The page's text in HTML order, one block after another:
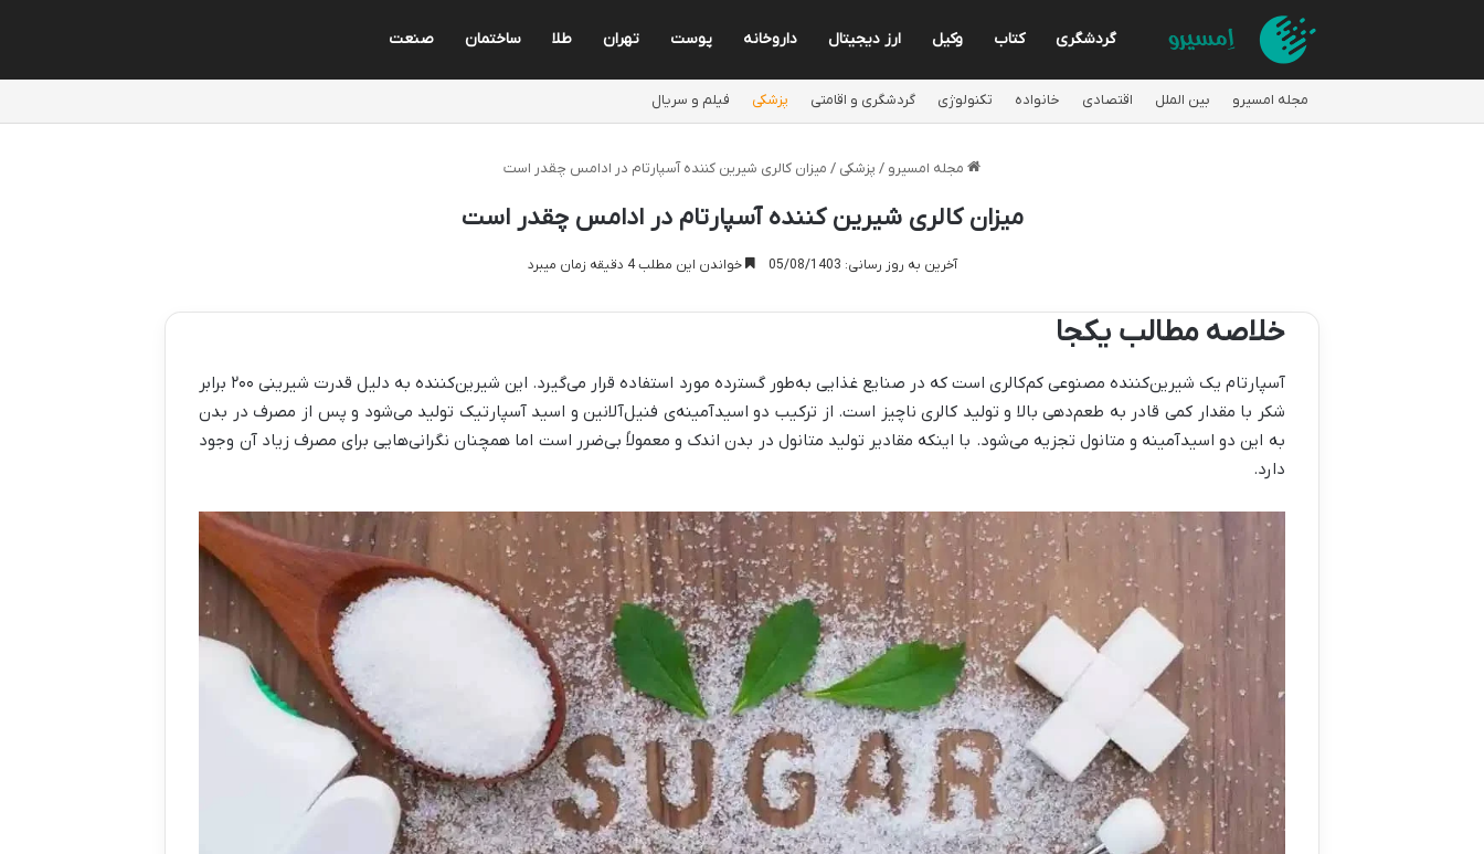
گردشگری کتاب وکیل ارز دیجیتال داروخانه پوست تهران طلا ساختمان صنعت
مجله امسیرو بین الملل اقتصادی خانواده تکنولوژی گردشگری و اقامتی پزشکی فیلم و سریال
مجله امسیرو / پزشکی / میزان کالری شیرین کننده آسپارتام در ادامس چقدر است
میزان کالری شیرین کننده آسپارتام در ادامس چقدر است
آخرین به روز رسانی: 05/08/1403 خواندن این مطلب 4 دقیقه زمان میبرد
خلاصه مطالب یکجا
آسپارتام یک شیرین‌کننده مصنوعی کم‌کالری است که در صنایع غذایی به‌طور گسترده مورد استفاده قرار می‌گیرد. این شیرین‌کننده به دلیل قدرت شیرینی ۲۰۰ برابر
شکر با مقدار کمی قادر به طعم‌دهی بالا و تولید کالری ناچیز است. از ترکیب دو اسیدآمینه‌ی فنیل‌آلانین و اسید آسپارتیک تولید می‌شود و پس از مصرف در بدن
به این دو اسیدآمینه و متانول تجزیه می‌شود. با اینکه مقادیر تولید متانول در بدن اندک و معمولاً بی‌ضرر است اما همچنان نگرانی‌هایی برای مصرف زیاد آن وجود
دارد.